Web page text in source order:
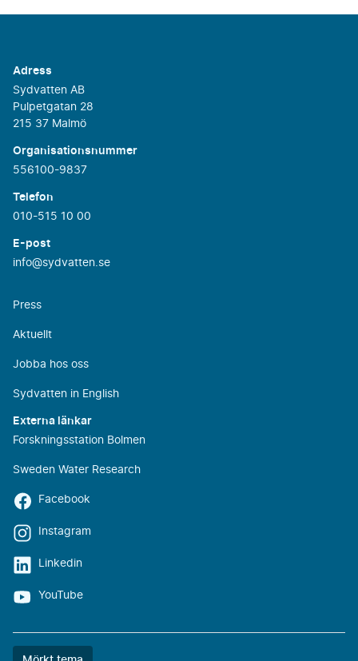
Adress
Sydvatten AB
Pulpetgatan 28
215 37 Malmö
Organisationsnummer
556100-9837
Telefon
010-515 10 00
E-post
info@sydvatten.se
Press
Aktuellt
Jobba hos oss
Sydvatten in English
Externa länkar
Forskningsstation Bolmen
Sweden Water Research
Facebook
Instagram
Linkedin
YouTube
Färgtemat